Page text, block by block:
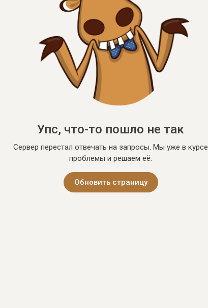
Упс, что-то пошло не так
Сервер перестал отвечать на запросы. Мы уже в курсе
проблемы и решаем её.
Обновить страницу